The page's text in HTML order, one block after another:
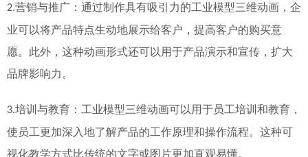
2.营销与推广：通过制作具有吸引力的工业模型三维动画，企
业可以将产品特点生动地展示给客户，提高客户的购买意
愿。此外，这种动画形式还可以用于产品演示和宣传，扩大
品牌影响力。
3.培训与教育：工业模型三维动画可以用于员工培训和教育，
使员工更加深入地了解产品的工作原理和操作流程。这种可
视化教学方式比传统的文字或图片更加直观易懂。